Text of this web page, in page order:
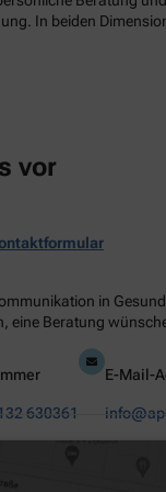
In beiden
vor
in
eine Beratung
630361
E-Mail-